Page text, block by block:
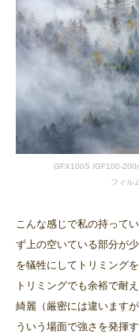
GFX100S /GF100-
フィル
こんな感じで私の持って
ず上の空いている部分が
を犠牲にしてトリミング
トリミングでも余裕で耐
綺麗（厳密には違います
ういう場面で強さを発揮